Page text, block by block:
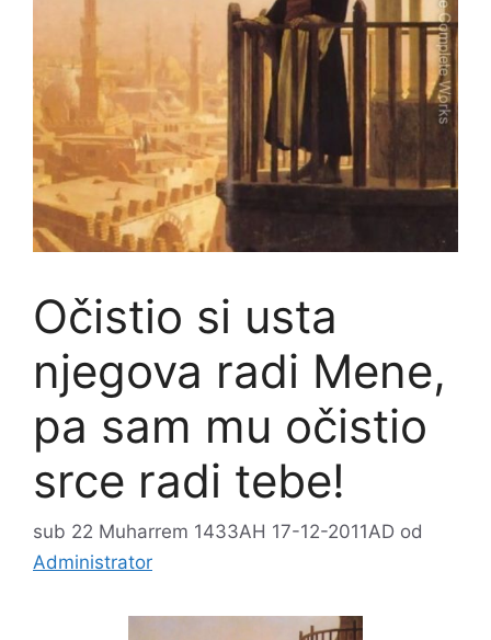
Očistio si usta
njegova radi Mene,
pa sam mu očistio
srce radi tebe!
sub 22 Muharrem 1433AH 17-12-2011AD od
Administrator